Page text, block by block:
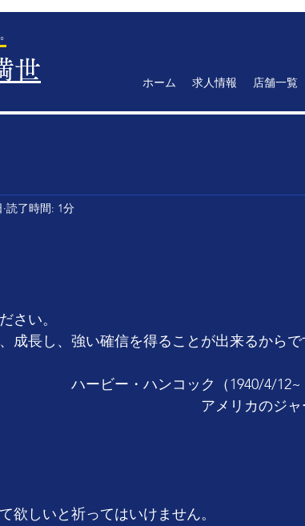
世 ホーム 求人情報 店舗一覧
読了時間: 1分
さい。
成長し、強い確信を得ることが出来るからで
ンコック（1940/4/12~　　
のジャーナリ
欲しいと祈ってはいけません。